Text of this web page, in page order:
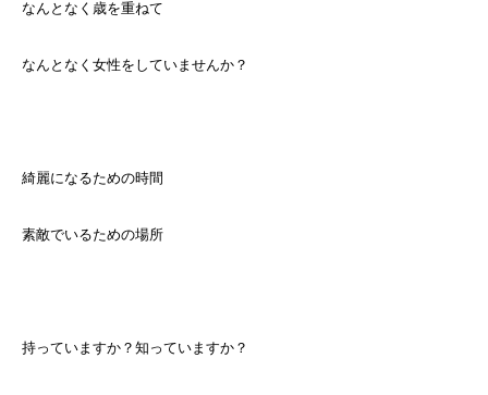
なんとなく歳を重ねて
なんとなく女性をしていませんか？
綺麗になるための時間
素敵でいるための場所
持っていますか？知っていますか？